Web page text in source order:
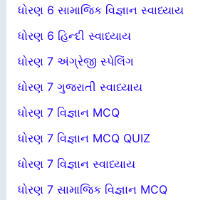
ધોરણ 6 સામાજિક વિજ્ઞાન સ્વાધ્યાય
ધોરણ 6 હિન્દી સ્વાધ્યાય
ધોરણ 7 અંગ્રેજી સ્પેલિંગ
ધોરણ 7 ગુજરાતી સ્વાધ્યાય
ધોરણ 7 વિજ્ઞાન MCQ
ધોરણ 7 વિજ્ઞાન MCQ QUIZ
ધોરણ 7 વિજ્ઞાન સ્વાધ્યાય
ધોરણ 7 સામાજિક વિજ્ઞાન MCQ